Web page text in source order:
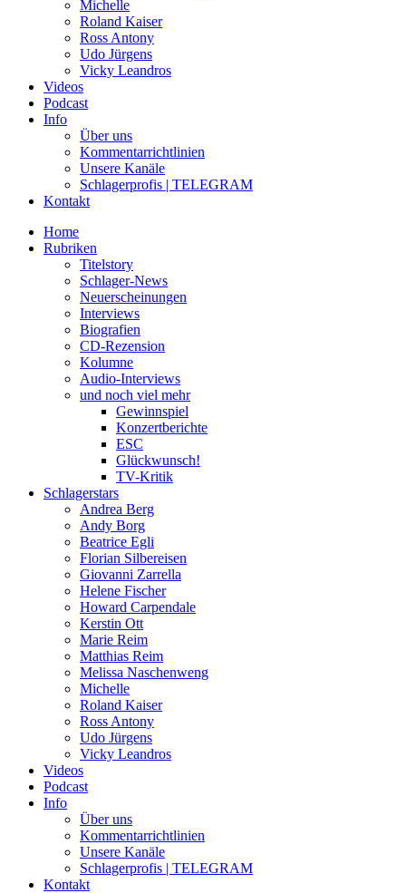
Michelle
Roland Kaiser
Ross Antony
Udo Jürgens
Vicky Leandros
Videos
Podcast
Info
Über uns
Kommentarrichtlinien
Unsere Kanäle
Schlagerprofis | TELEGRAM
Kontakt
Home
Rubriken
Titelstory
Schlager-News
Neuerscheinungen
Interviews
Biografien
CD-Rezension
Kolumne
Audio-Interviews
und noch viel mehr
Gewinnspiel
Konzertberichte
ESC
Glückwunsch!
TV-Kritik
Schlagerstars
Andrea Berg
Andy Borg
Beatrice Egli
Florian Silbereisen
Giovanni Zarrella
Helene Fischer
Howard Carpendale
Kerstin Ott
Marie Reim
Matthias Reim
Melissa Naschenweng
Michelle
Roland Kaiser
Ross Antony
Udo Jürgens
Vicky Leandros
Videos
Podcast
Info
Über uns
Kommentarrichtlinien
Unsere Kanäle
Schlagerprofis | TELEGRAM
Kontakt